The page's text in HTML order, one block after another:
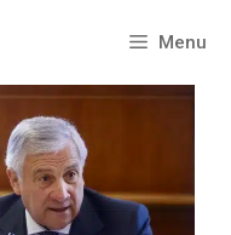
Menu